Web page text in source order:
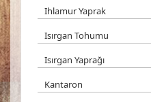
Ihlamur Yaprak
Isırgan Tohumu
Isırgan Yaprağı
Kantaron